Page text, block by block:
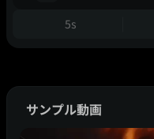
5s
サンプル動画